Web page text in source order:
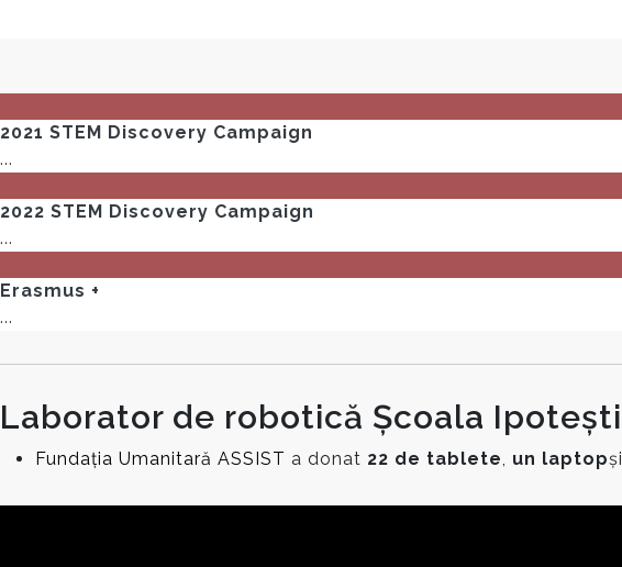
2021 STEM Discovery Campaign
...
2022 STEM Discovery Campaign
...
Erasmus +
...
Laborator de robotică Școala Ipotești
Fundația Umanitară ASSIST a donat 22 de tablete, un laptopși